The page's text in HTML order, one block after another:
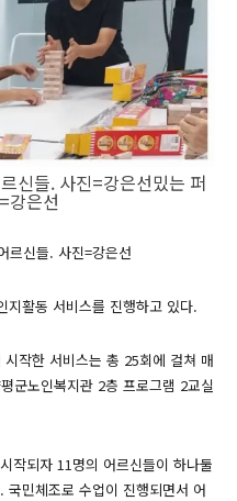
신들. 사진=강은선밌는 퍼
강은선
르신들. 사진=강은선
지활동 서비스를 진행하고 있다.
작한 서비스는 총 25회에 걸쳐 매
군노인복지관 2층 프로그램 2교실
작되자 11명의 어르신들이 하나둘
민체조로 수업이 진행되면서 어